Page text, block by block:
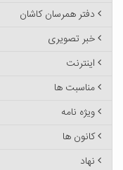
دفتر همرسان کاشان
خبر تصویری
اینترنت
مناسبت ها
ویژه نامه
کانون ها
نهاد